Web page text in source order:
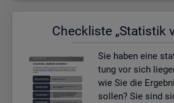
Check­lis­te „Sta­tis­tik
Sie haben eine
tung vor sich
wie Sie die
sol­len? Sie sind